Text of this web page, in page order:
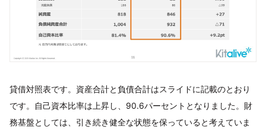
貸借対照表です。資産合計と負債合計はスライドに記載のとおり
です。自己資本比率は上昇し、90.6パーセントとなりました。財
務基盤としては、引き続き健全な状態を保っていると考えていま